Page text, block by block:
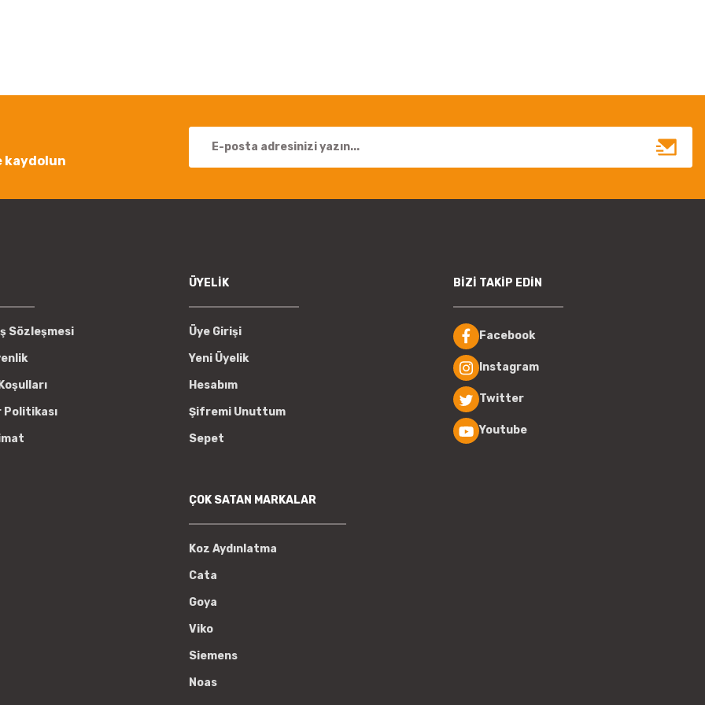
kaydolun
Sözleşmesi
Politikası
ÜYELİK
Üye Girişi
Yeni Üyelik
Hesabım
Şifremi Unuttum
Sepet
BİZİ TAKİP EDİN
Facebook
Instagram
Twitter
Youtube
ÇOK SATAN MARKALAR
Koz Aydınlatma
Cata
Goya
Viko
Siemens
Noas